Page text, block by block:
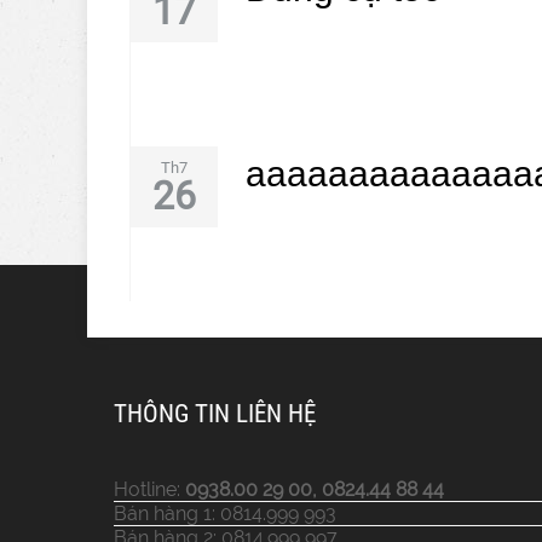
17
Th7
26
THÔNG TIN LIÊN HỆ
Hotline: 0938.00 29 00, 0824.44 88 44
Bán hàng 1: 0814.999 993